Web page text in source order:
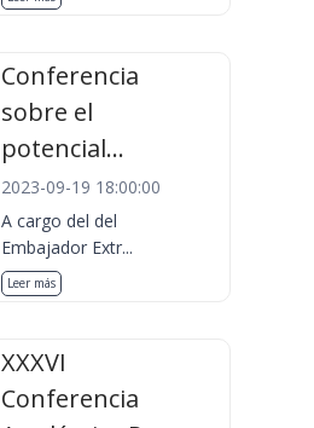
Conferencia
sobre el
potencial...
2023-09-19 18:00:00
A cargo del del
Embajador Extr...
Leer más
XXXVI
Conferencia